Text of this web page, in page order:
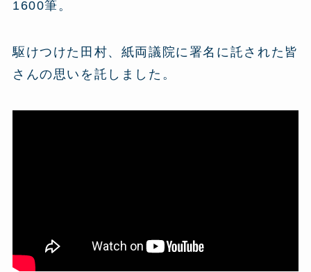
1600筆。
駆けつけた田村、紙両議院に署名に託された皆
さんの思いを託しました。